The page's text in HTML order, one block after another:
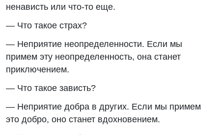
ненависть или что-то еще.
— Что такое страх?
— Неприятие неопределенности. Если мы
примем эту неопределенность, она станет
приключением.
— Что такое зависть?
— Неприятие добра в других. Если мы примем
это добро, оно станет вдохновением.